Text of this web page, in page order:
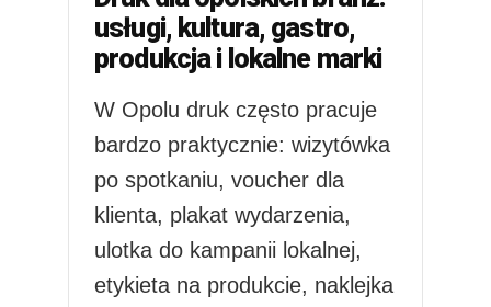
usługi, kultura, gastro,
produkcja i lokalne marki
W Opolu druk często pracuje
bardzo praktycznie: wizytówka
po spotkaniu, voucher dla
klienta, plakat wydarzenia,
ulotka do kampanii lokalnej,
etykieta na produkcie, naklejka